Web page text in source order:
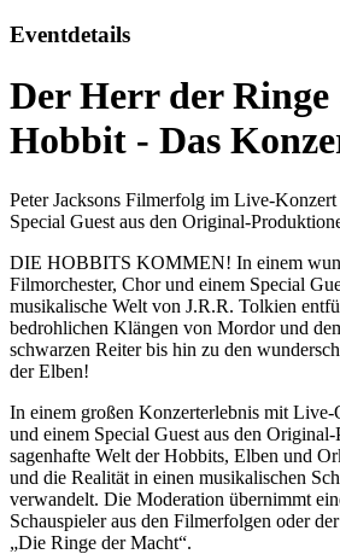
Eventdetails
Der Herr der
Hobbit - Das
Peter Jacksons Filmerfolg im Live-
Special Guest aus den Original-
DIE HOBBITS KOMMEN! In einem
Filmorchester, Chor und einem Special
musikalische Welt von J.R.R. Tolkien
bedrohlichen Klängen von Mordor und
schwarzen Reiter bis hin zu den
der Elben!
In einem großen Konzerterlebnis mit Live-
und einem Special Guest aus den
sagenhafte Welt der Hobbits, Elben und
und die Realität in einen musikalischen
verwandelt. Die Moderation übernimmt
Schauspieler aus den Filmerfolgen oder
„Die Ringe der Macht“.